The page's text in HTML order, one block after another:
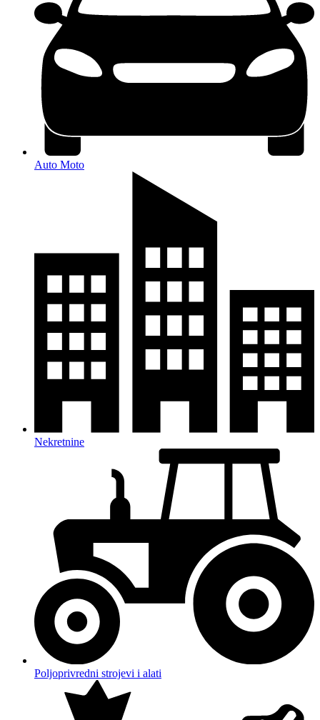
Auto Moto
Nekretnine
Poljoprivredni strojevi i alati